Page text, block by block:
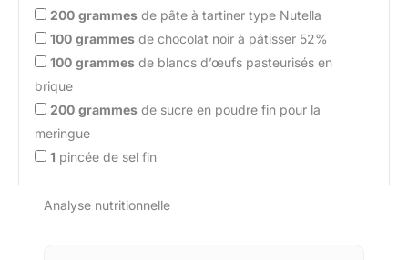
200 grammes de pâte à tartiner type Nutella
100 grammes de chocolat noir à pâtisser 52%
100 grammes de blancs d’œufs pasteurisés en
brique
200 grammes de sucre en poudre fin pour la
meringue
1 pincée de sel fin
Analyse nutritionnelle